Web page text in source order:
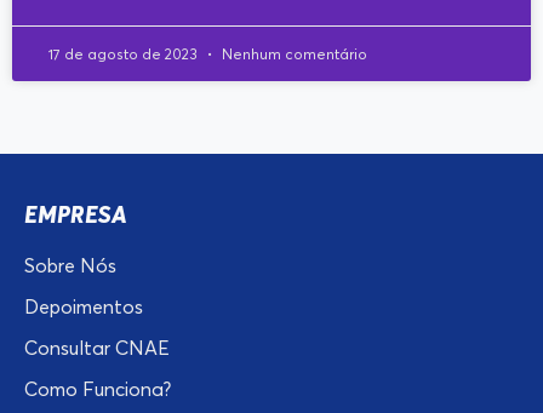
17 de agosto de 2023 Nenhum comentário
EMPRESA
Sobre Nós
Depoimentos
Consultar CNAE
Como Funciona?